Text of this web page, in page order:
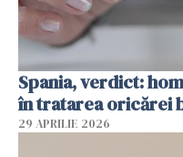
Spania, verdict:
în tratarea oricărei
29 APRILIE 2026